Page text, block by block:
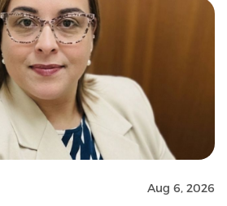
Aug 6, 2026